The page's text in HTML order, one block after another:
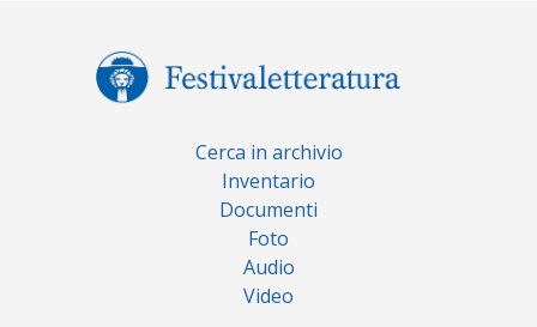
Cerca in archivio
Inventario
Documenti
Foto
Audio
Video